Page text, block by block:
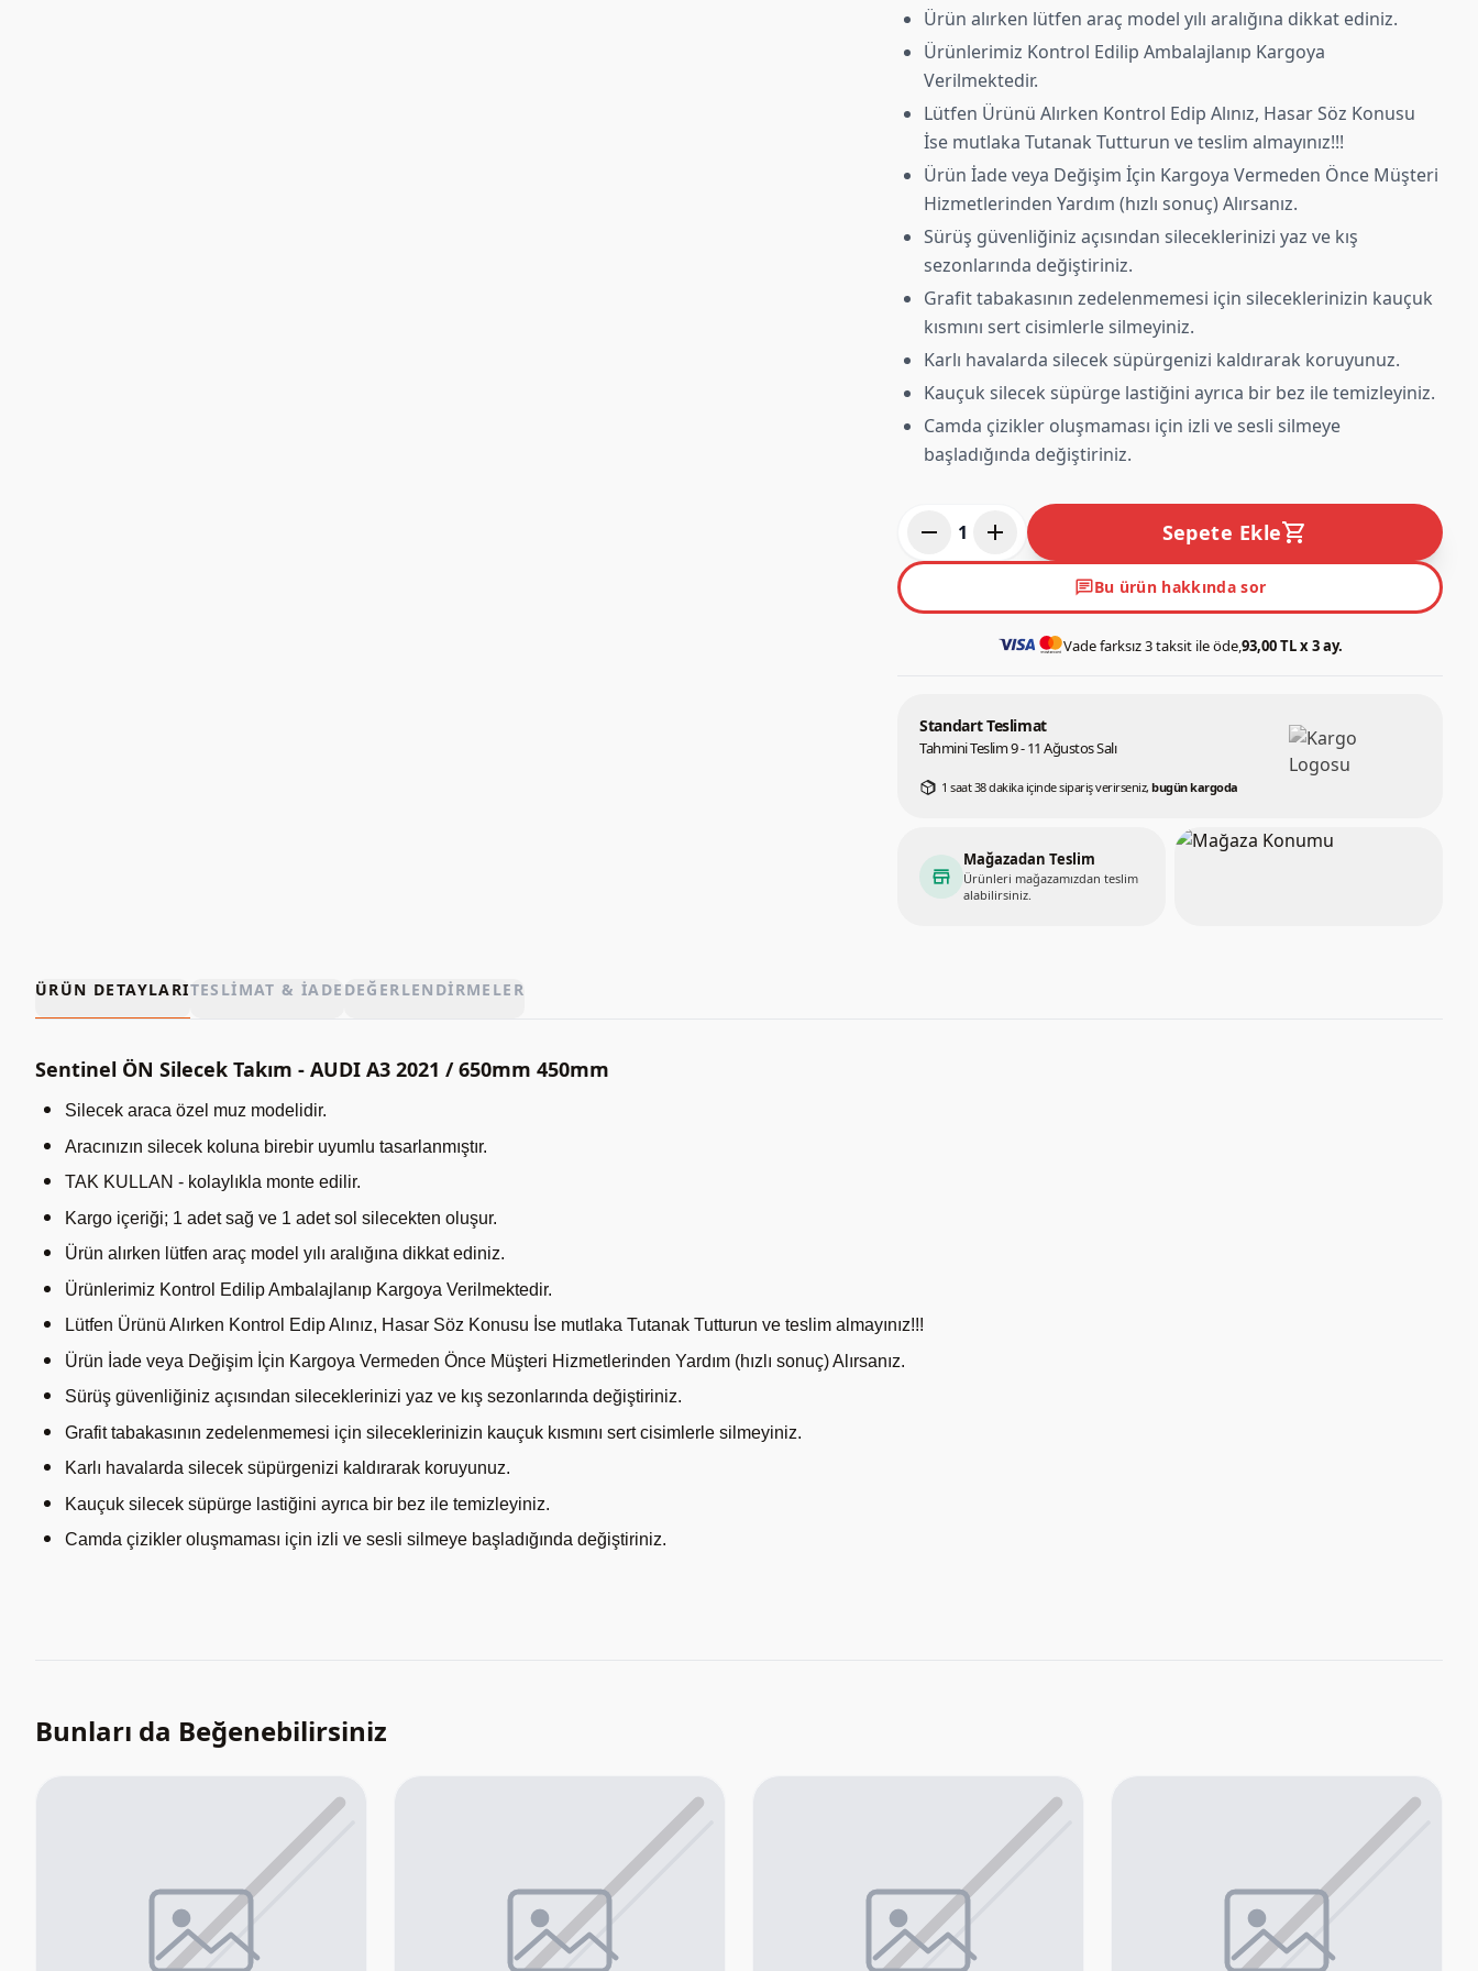
Ürün alırken lütfen araç model yılı aralığına dikkat ediniz.
Ürünlerimiz Kontrol Edilip Ambalajlanıp Kargoya
Verilmektedir.
Lütfen Ürünü Alırken Kontrol Edip Alınız, Hasar Söz Konusu
İse mutlaka Tutanak Tutturun ve teslim almayınız!!!
Ürün İade veya Değişim İçin Kargoya Vermeden Önce Müşteri
Hizmetlerinden Yardım (hızlı sonuç) Alırsanız.
Sürüş güvenliğiniz açısından sileceklerinizi yaz ve kış
sezonlarında değiştiriniz.
Grafit tabakasının zedelenmemesi için sileceklerinizin kauçuk
kısmını sert cisimlerle silmeyiniz.
Karlı havalarda silecek süpürgenizi kaldırarak koruyunuz.
Kauçuk silecek süpürge lastiğini ayrıca bir bez ile temizleyiniz.
Camda çizikler oluşmaması için izli ve sesli silmeye
başladığında değiştiriniz.
remove 1 add Sepete Ekleshopping_cart
chatBu ürün hakkında sor
Vade farksız 3 taksit ile öde,93,00 TL x 3 ay.
Standart Teslimat
Tahmini Teslim 9 - 11 Ağustos Salı
1 saat 38 dakika içinde sipariş verirseniz, bugün kargoda
store
Mağazadan Teslim
Ürünleri mağazamızdan teslim
alabilirsiniz.
ÜRÜN DETAYLARITESLIMAT & İADE DEĞERLENDIRMELER
Sentinel ÖN Silecek Takım - AUDI A3 2021 / 650mm 450mm
Silecek araca özel muz modelidir.
Aracınızın silecek koluna birebir uyumlu tasarlanmıştır.
TAK KULLAN - kolaylıkla monte edilir.
Kargo içeriği; 1 adet sağ ve 1 adet sol silecekten oluşur.
Ürün alırken lütfen araç model yılı aralığına dikkat ediniz.
Ürünlerimiz Kontrol Edilip Ambalajlanıp Kargoya Verilmektedir.
Lütfen Ürünü Alırken Kontrol Edip Alınız, Hasar Söz Konusu İse mutlaka Tutanak Tutturun ve teslim almayınız!!!
Ürün İade veya Değişim İçin Kargoya Vermeden Önce Müşteri Hizmetlerinden Yardım (hızlı sonuç) Alırsanız.
Sürüş güvenliğiniz açısından sileceklerinizi yaz ve kış sezonlarında değiştiriniz.
Grafit tabakasının zedelenmemesi için sileceklerinizin kauçuk kısmını sert cisimlerle silmeyiniz.
Karlı havalarda silecek süpürgenizi kaldırarak koruyunuz.
Kauçuk silecek süpürge lastiğini ayrıca bir bez ile temizleyiniz.
Camda çizikler oluşmaması için izli ve sesli silmeye başladığında değiştiriniz.
Bunları da Beğenebilirsiniz